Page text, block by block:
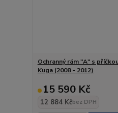
Ochranný rám "A" s
Kuga (2008 - 2012)
15 590 Kč
12 884 Kčbez DPH